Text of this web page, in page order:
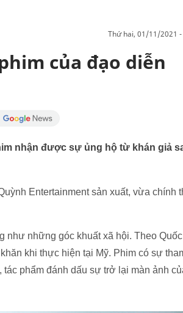
thứ hai, 01/11/2021
của đạo diễn
nhận được sự ủng hộ từ khán giả
Entertainment sản xuất, vừa chính
như những góc khuất xã hội. Theo
khi thực hiện tại Mỹ. Phim có sự
phẩm đánh dấu sự trở lại màn ảnh